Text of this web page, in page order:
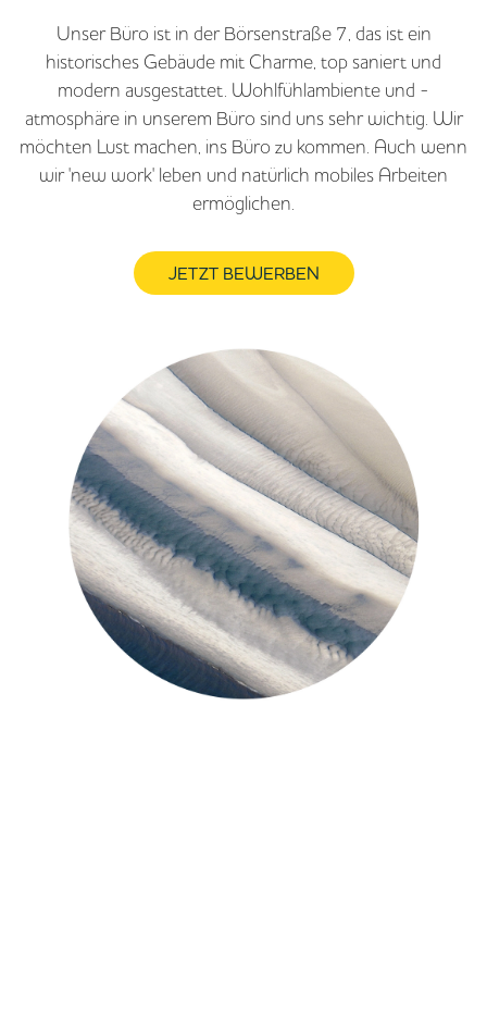
Unser Büro ist in der Börsenstraße 7, das ist ein
historisches Gebäude mit Charme, top saniert und
modern ausgestattet. Wohlfühlambiente und -
atmosphäre in unserem Büro sind uns sehr wichtig. Wir
möchten Lust machen, ins Büro zu kommen. Auch wenn
wir 'new work' leben und natürlich mobiles Arbeiten
ermöglichen.
JETZT BEWERBEN